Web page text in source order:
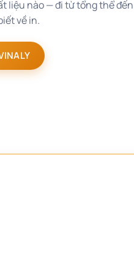
liệu nào — đi từ tổng thể
về in.